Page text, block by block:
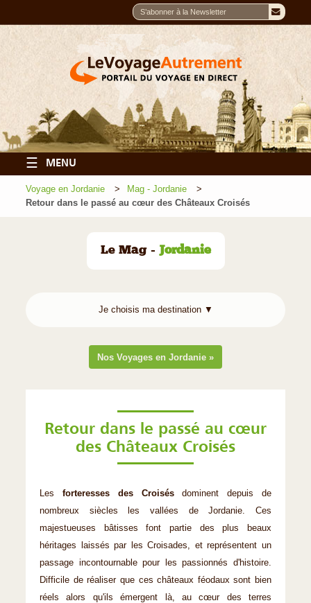
☰ MENU
Voyage en Jordanie
Mag - Jordanie
Retour dans le passé au cœur des Châteaux Croisés
Le Mag - Jordanie
Nos Voyages en Jordanie »
Retour dans le passé au cœur
des Châteaux Croisés
Les forteresses des Croisésdominent depuis de
nombreux siècles les vallées de Jordanie. Ces
majestueuses bâtisses font partie des plus beaux
héritages laissés par les Croisades, et représentent un
passage incontournable pour les passionnés d'histoire.
Difficile de réaliser que ces châteaux féodaux sont bien
réels alors qu'ils émergent là, au cœur des terres